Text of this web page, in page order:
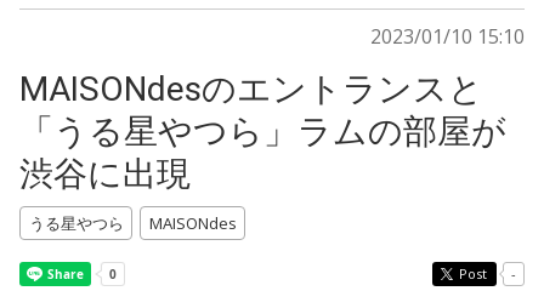
2023/01/10 15:10
MAISONdesのエントランスと
「うる星やつら」ラムの部屋が
渋谷に出現
うる星やつら MAISONdes
Post -